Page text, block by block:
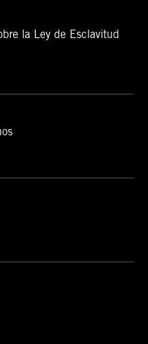
la Ley de Esclavitud